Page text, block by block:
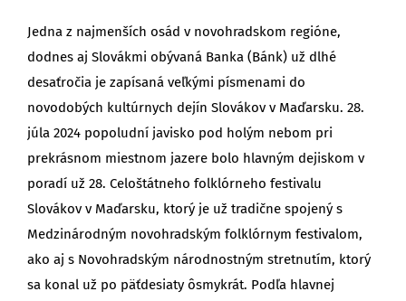
Jedna z najmenších osád v novohradskom regióne,
dodnes aj Slovákmi obývaná Banka (Bánk) už dlhé
desaťročia je zapísaná veľkými písmenami do
novodobých kultúrnych dejín Slovákov v Maďarsku. 28.
júla 2024 popoludní javisko pod holým nebom pri
prekrásnom miestnom jazere bolo hlavným dejiskom v
poradí už 28. Celoštátneho folklórneho festivalu
Slovákov v Maďarsku, ktorý je už tradične spojený s
Medzinárodným novohradským folklórnym festivalom,
ako aj s Novohradským národnostným stretnutím, ktorý
sa konal už po päťdesiaty ôsmykrát. Podľa hlavnej